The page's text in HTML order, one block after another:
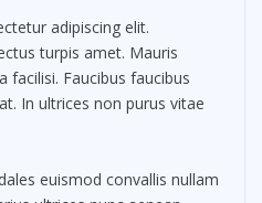
adipiscing elit.
turpis amet. Mauris
facilisi. Faucibus faucibus
In ultrices non purus vitae
euismod convallis nullam